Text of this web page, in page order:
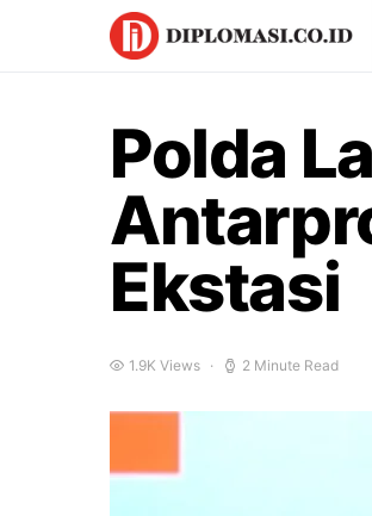
Polda
Ekstasi
1.9K Views 2 Minute Read